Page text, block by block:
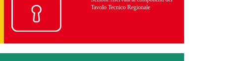
Tavolo Tecnico Regionale